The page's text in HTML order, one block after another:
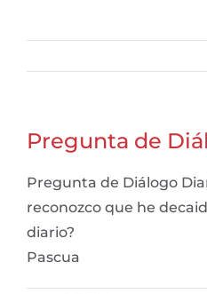
Pregunta de
Pregunta de Diálogo
reconozco que he
diario?
Pascua